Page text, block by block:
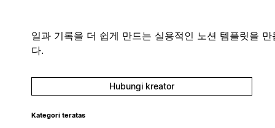
일과 기록을 더 쉽게 만드는 실용적인 노션 템플릿을 만
다.
Hubungi kreator
Kategori teratas